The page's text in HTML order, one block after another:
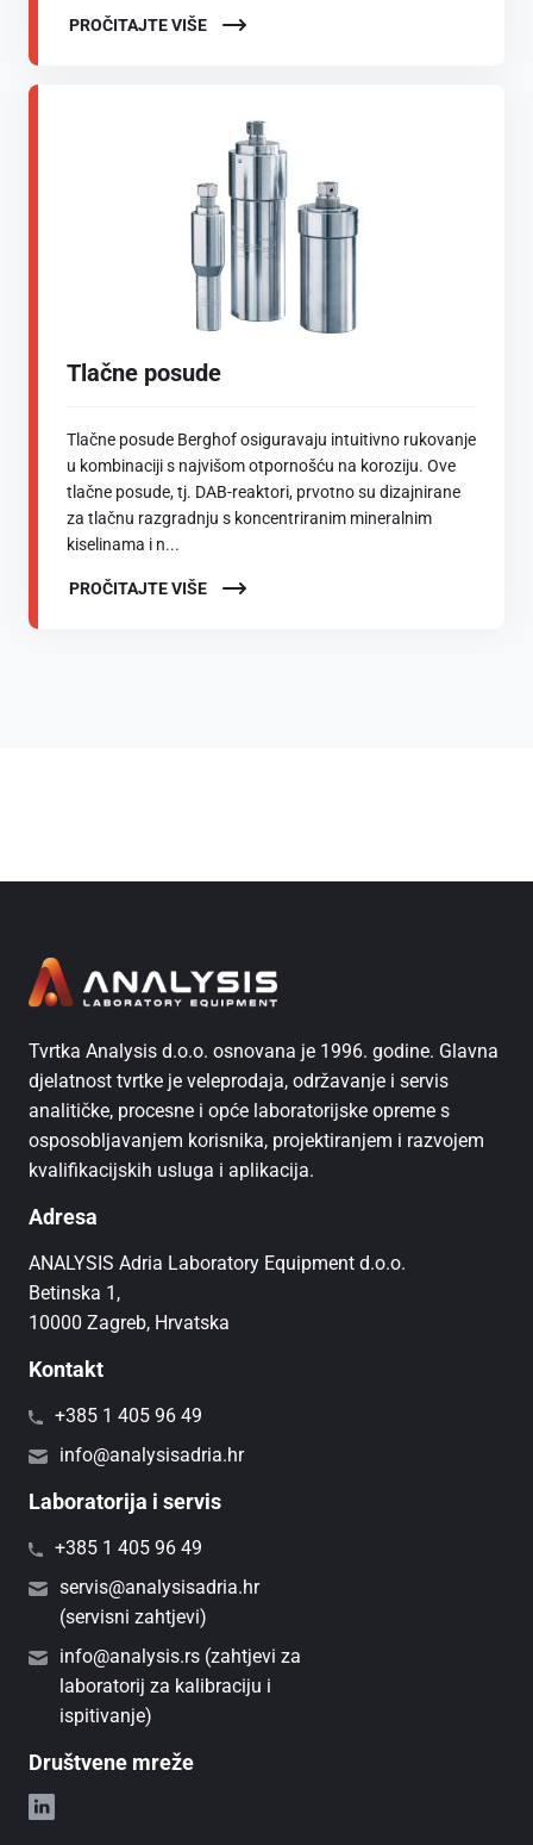
PROČITAJTE VIŠE
Tlačne posude
Tlačne posude Berghof osiguravaju intuitivno rukovanje
u kombinaciji s najvišom otpornošću na koroziju. Ove
tlačne posude, tj. DAB-reaktori, prvotno su dizajnirane
za tlačnu razgradnju s koncentriranim mineralnim
kiselinama i n...
PROČITAJTE VIŠE
Tvrtka Analysis d.o.o. osnovana je 1996. godine. Glavna
djelatnost tvrtke je veleprodaja, održavanje i servis
analitičke, procesne i opće laboratorijske opreme s
osposobljavanjem korisnika, projektiranjem i razvojem
kvalifikacijskih usluga i aplikacija.
Adresa
ANALYSIS Adria Laboratory Equipment d.o.o.
Betinska 1,
10000 Zagreb, Hrvatska
Kontakt
+385 1 405 96 49
info@analysisadria.hr
Laboratorija i servis
+385 1 405 96 49
servis@analysisadria.hr
(servisni zahtjevi)
info@analysis.rs (zahtjevi za
laboratorij za kalibraciju i
ispitivanje)
Društvene mreže